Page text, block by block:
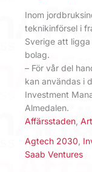
Inom
teknikinförsel i
Sverige att
bolag.
– För vår del
kan användas i
Investment
Almedalen.
Affärsstaden
Agtech 2030,
Saab Ventures